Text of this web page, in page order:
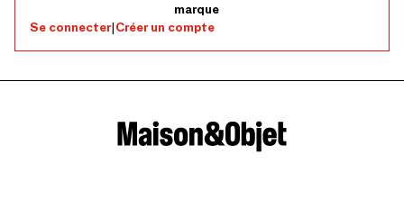
marque
Se connecter|Créer un compte